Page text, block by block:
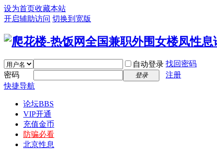
设为首页收藏本站
开启辅助访问 切换到宽版
自动登录 找回密码
密码
登录
注册
快捷导航
论坛BBS
VIP开通
充值金币
防骗必看
北京性息